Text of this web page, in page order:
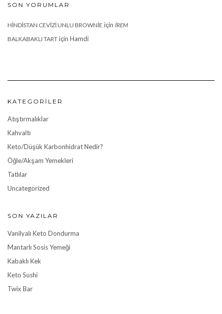
SON YORUMLAR
HINDISTAN CEVIZI UNLU BROWNIE için İREM
BALKABAKLI TART için Hamdi
KATEGORILER
Atıştırmalıklar
Kahvaltı
Keto/Düşük Karbonhidrat Nedir?
Öğle/Akşam Yemekleri
Tatlılar
Uncategorized
SON YAZILAR
Vanilyalı Keto Dondurma
Mantarlı Sosis Yemeği
Kabaklı Kek
Keto Sushi
Twix Bar